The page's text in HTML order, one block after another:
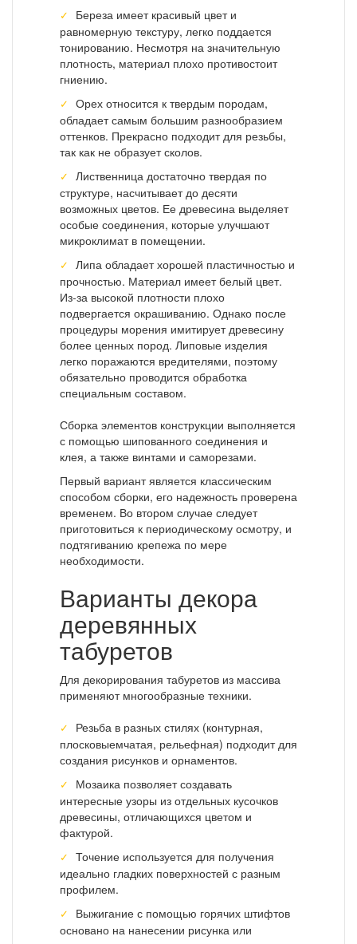
Береза имеет красивый цвет и
равномерную текстуру, легко поддается
тонированию. Несмотря на значительную
плотность, материал плохо противостоит
гниению.
Орех относится к твердым породам,
обладает самым большим разнообразием
оттенков. Прекрасно подходит для резьбы,
так как не образует сколов.
Лиственница достаточно твердая по
структуре, насчитывает до десяти
возможных цветов. Ее древесина выделяет
особые соединения, которые улучшают
микроклимат в помещении.
Липа обладает хорошей пластичностью и
прочностью. Материал имеет белый цвет.
Из-за высокой плотности плохо
подвергается окрашиванию. Однако после
процедуры морения имитирует древесину
более ценных пород. Липовые изделия
легко поражаются вредителями, поэтому
обязательно проводится обработка
специальным составом.
Сборка элементов конструкции выполняется
с помощью шипованного соединения и
клея, а также винтами и саморезами.
Первый вариант является классическим
способом сборки, его надежность проверена
временем. Во втором случае следует
приготовиться к периодическому осмотру, и
подтягиванию крепежа по мере
необходимости.
Варианты декора
деревянных
табуретов
Для декорирования табуретов из массива
применяют многообразные техники.
Резьба в разных стилях (контурная,
плосковыемчатая, рельефная) подходит для
создания рисунков и орнаментов.
Мозаика позволяет создавать
интересные узоры из отдельных кусочков
древесины, отличающихся цветом и
фактурой.
Точение используется для получения
идеально гладких поверхностей с разным
профилем.
Выжигание с помощью горячих штифтов
основано на нанесении рисунка или